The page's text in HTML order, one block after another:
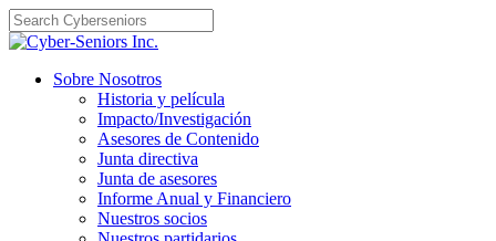
Skip
to
content
Sobre Nosotros
Historia y película
Impacto/Investigación
Asesores de Contenido
Junta directiva
Junta de asesores
Informe Anual y Financiero
Nuestros socios